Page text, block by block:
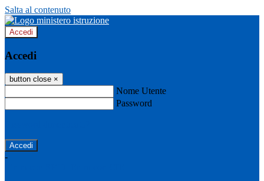
Salta al contenuto
Accedi
Accedi
button close ×
Nome Utente
Password
-